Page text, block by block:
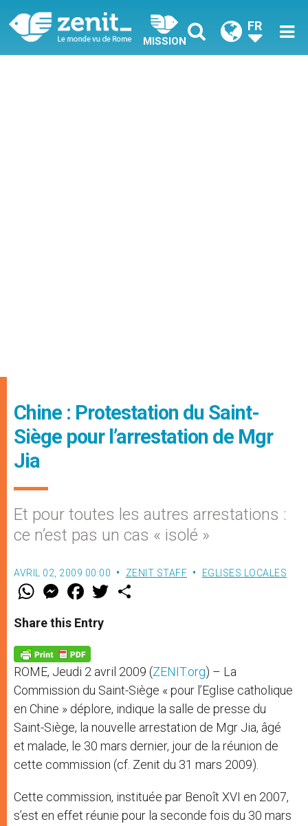
MISSION
FR
Chine : Protestation du Saint-
Siège pour l’arrestation de Mgr
Jia
Et pour toutes les autres arrestations :
ce n’est pas un cas « isolé »
AVRIL 02, 2009 00:00 ZENIT STAFF EGLISES LOCALES
W
t
s
p
p
M
e
s
e
g
e
r
F
a
e
b
o
k
w
Share this Entry
ROME, Jeudi 2 avril 2009 (ZENIT.org) – La
Commission du Saint-Siège « pour l’Eglise catholique
en Chine » déplore, indique la salle de presse du
Saint-Siège, la nouvelle arrestation de Mgr Jia, âgé
et malade, le 30 mars dernier, jour de la réunion de
cette commission (cf. Zenit du 31 mars 2009).
Cette commission, instituée par Benoît XVI en 2007,
s’est en effet réunie pour la seconde fois du 30 mars